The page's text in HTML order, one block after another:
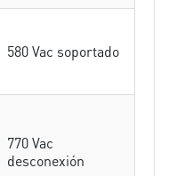
580 Vac soportado
770 Vac
desconexión